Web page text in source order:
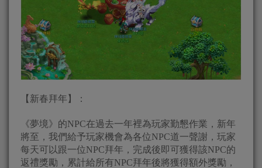
【新春拜年】：
《夢境》的NPC在過去一年裡為玩家勤懇作業，新年
將至，我們給予玩家機會為各位NPC道一聲謝，玩家
每天可以跟一位NPC拜年，完成後即可獲得該NPC的
返禮獎勵，累計給所有NPC拜年後將獲得額外獎勵，